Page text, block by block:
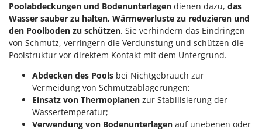
Poolabdeckungen und Bodenunterlagen dienen dazu, das
Wasser sauber zu halten, Wärmeverluste zu reduzieren und
den Poolboden zu schützen. Sie verhindern das Eindringen
von Schmutz, verringern die Verdunstung und schützen die
Poolstruktur vor direktem Kontakt mit dem Untergrund.
Abdecken des Pools bei Nichtgebrauch zur
Vermeidung von Schmutzablagerungen;
Einsatz von Thermoplanen zur Stabilisierung der
Wassertemperatur;
Verwendung von Bodenunterlagen auf unebenen oder